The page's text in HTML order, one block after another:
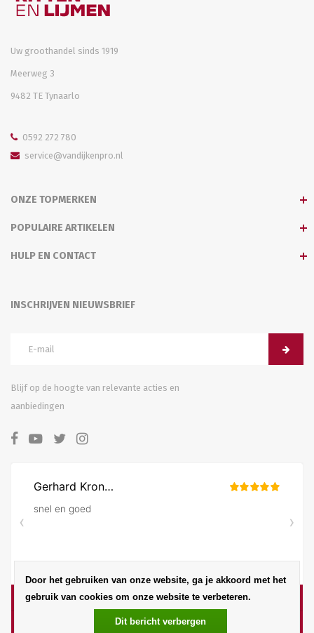
Uw groothandel sinds 1919
Meerweg 3
9482 TE Tynaarlo
0592 272 780
service@vandijkenpro.nl
ONZE TOPMERKEN
POPULAIRE ARTIKELEN
HULP EN CONTACT
INSCHRIJVEN NIEUWSBRIEF
Blijf op de hoogte van relevante acties en
aanbiedingen
Door het gebruiken van onze website, ga je akkoord met het
gebruik van cookies om onze website te verbeteren.
Dit bericht verbergen